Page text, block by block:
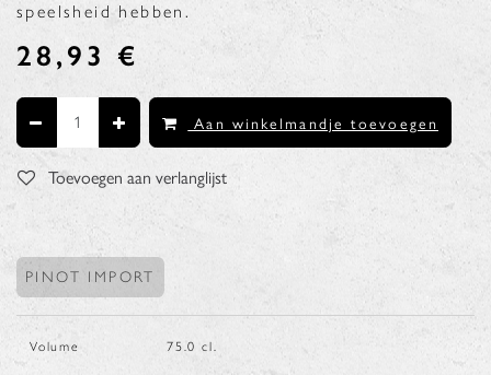
speelsheid hebben.
28,93 €
Aan winkelmandje toevoegen
Toevoegen aan verlanglijst
PINOT IMPORT
Volume 75.0 cl.